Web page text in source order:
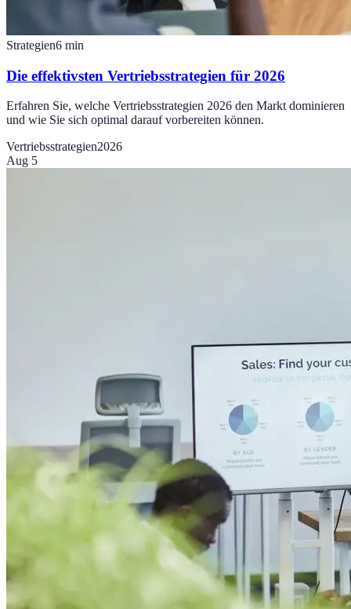
Strategien6 min
Die effektivsten Vertriebsstrategien für 2026
Erfahren Sie, welche Vertriebsstrategien 2026 den Markt dominieren
und wie Sie sich optimal darauf vorbereiten können.
Vertriebsstrategien2026
Aug 5